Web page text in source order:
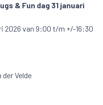
& Fun dag 31 januari
2026 van 9:00 t/m +/-16:30
Velde